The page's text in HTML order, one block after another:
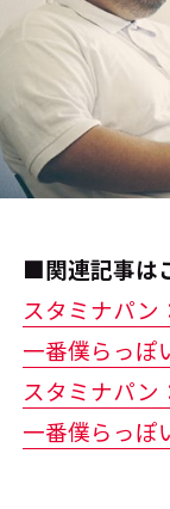
■関連記事は
スタミナパン
一番僕らっぽ
スタミナパン
一番僕らっぽ